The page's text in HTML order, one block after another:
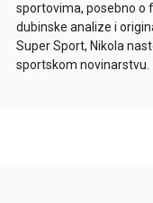
sportovima, posebno o
dubinske analize i
Super Sport, Nikola
sportskom novinarstvu.